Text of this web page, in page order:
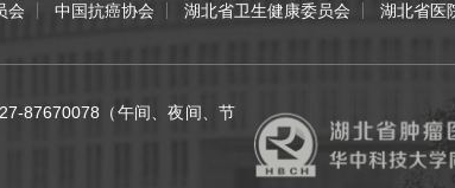
会 中国抗癌协会 湖北省卫生健康委员会 湖北省医
87670078（午间、夜间、节